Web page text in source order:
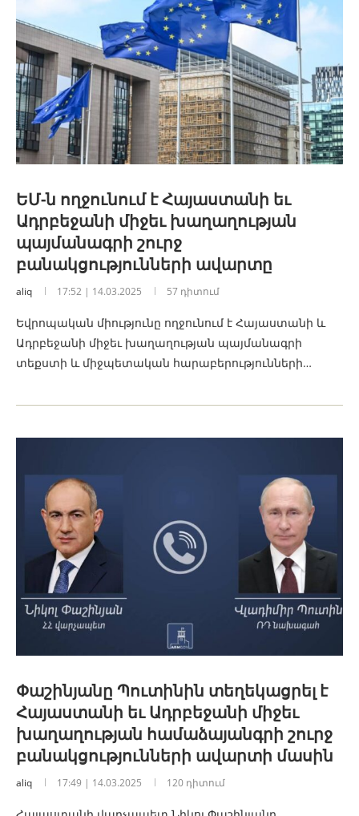
ԵՄ-ն ողջունում է Հայաստանի եւ
Ադրբեջանի միջեւ խաղաղության
պայմանագրի շուրջ
բանակցությունների ավարտը
aliq 17:52 | 14.03.2025 57 դիտում
Եվրոպական միությունը ողջունում է Հայաստանի և
Ադրբեջանի միջեւ խաղաղության պայմանագրի
տեքստի և միջպետական հարաբերությունների…
Փաշինյանը Պուտինին տեղեկացրել է
Հայաստանի եւ Ադրբեջանի միջեւ
խաղաղության համաձայանգրի շուրջ
բանակցությունների ավարտի մասին
aliq 17:49 | 14.03.2025 120 դիտում